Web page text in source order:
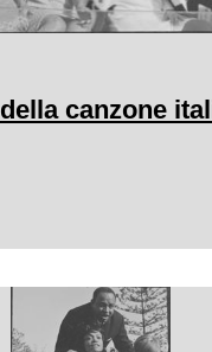
canzone